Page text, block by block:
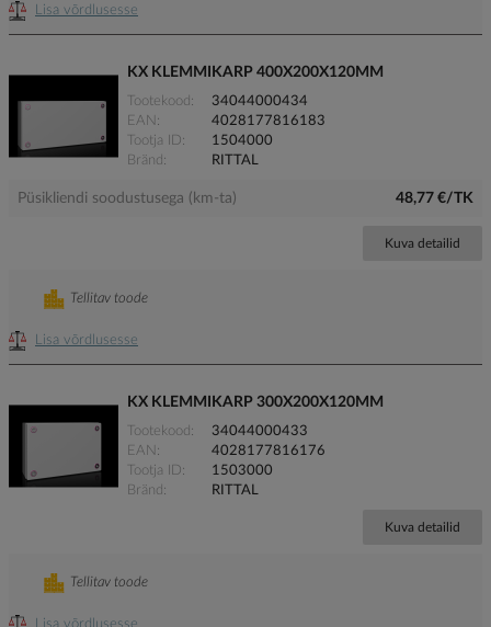
Lisa võrdlusesse
KX KLEMMIKARP 400X200X120MM
Tootekood
34044000434
EAN
4028177816183
Tootja ID
1504000
Bränd
RITTAL
Püsikliendi soodustusega (km-ta) 48,77 €/TK
Kuva detailid
Lisa võrdlusesse
Tellitav toode
KX KLEMMIKARP 300X200X120MM
Tootekood
34044000433
EAN
4028177816176
Tootja ID
1503000
Bränd
RITTAL
Kuva detailid
Tellitav toode